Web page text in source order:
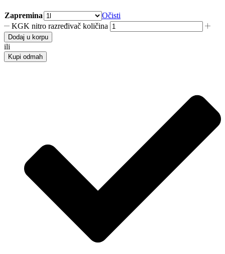
Zapremina
Očisti
KGK nitro razređivač količina
Dodaj u korpu
ili
Kupi odmah